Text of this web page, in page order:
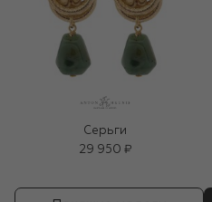
Серьги
29 950 ₽